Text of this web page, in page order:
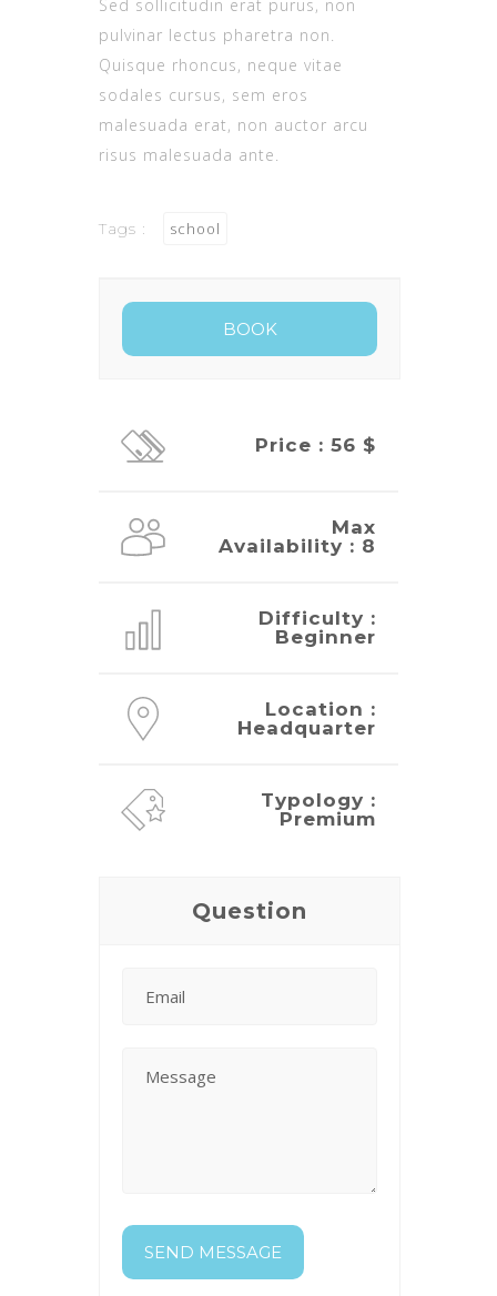
Sed sollicitudin erat purus, non
pulvinar lectus pharetra non.
Quisque rhoncus, neque vitae
sodales cursus, sem eros
malesuada erat, non auctor arcu
risus malesuada ante.
Tags : school
Price : 56 $
Max
Availability : 8
Difficulty :
Beginner
Location :
Headquarter
Typology :
Premium
Question